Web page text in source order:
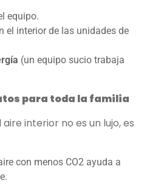
equipo.
el interior de las unidades de
(un equipo sucio trabaja
para toda la familia
interior no es un lujo, es
con menos CO2 ayuda a